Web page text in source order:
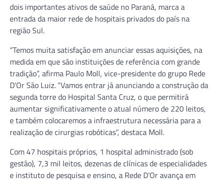
dois importantes ativos de saúde no Paraná, marca a
entrada da maior rede de hospitais privados do país na
região Sul.
“Temos muita satisfação em anunciar essas aquisições, na
medida em que são instituições de referência com grande
tradição”, afirma Paulo Moll, vice-presidente do grupo Rede
D’Or São Luiz. “Vamos entrar já anunciando a construção da
segunda torre do Hospital Santa Cruz, o que permitirá
aumentar significativamente o atual número de 220 leitos,
e também colocaremos a infraestrutura necessária para a
realização de cirurgias robóticas”, destaca Moll.
Com 47 hospitais próprios, 1 hospital administrado (sob
gestão), 7,3 mil leitos, dezenas de clínicas de especialidades
e instituto de pesquisa e ensino, a Rede D’Or avança em